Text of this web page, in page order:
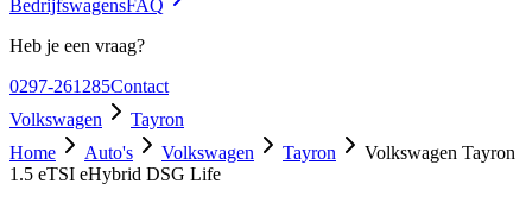
BedrijfswagensFAQ
Heb je een vraag?
0297-261285Contact
Volkswagen
Tayron
Home
Auto's Volkswagen Tayron
Volkswagen Tayron
1.5 eTSI eHybrid DSG Life